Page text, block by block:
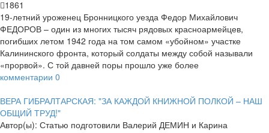
1861
19-летний уроженец Бронницкого уезда Федор Михайлович
ФЕДОРОВ – один из многих тысяч рядовых красноармейцев,
погибших летом 1942 года на том самом «убойном» участке
Калининского фронта, который солдаты между собой называли
«прорвой». С той давней поры прошло уже более
комментарии 0
ВЕРА ГИБРАЛТАРСКАЯ: "ЗА КАЖДОЙ КНИЖНОЙ ПОЛКОЙ – НАШ
ОБЩИЙ ТРУД!"
Автор(ы): Статью подготовили Валерий ДЕМИН и Карина